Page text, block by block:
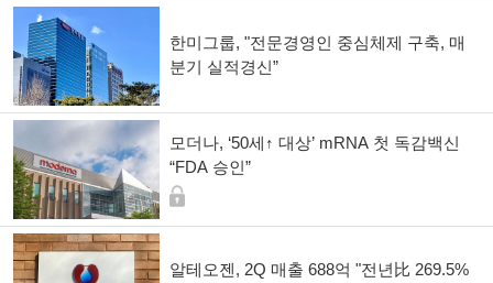
한미그룹, "전문경영인 중심체제 구축, 매
분기 실적경신”
모더나, ‘50세↑ 대상’ mRNA 첫 독감백신
“FDA 승인”
알테오젠, 2Q 매출 688억 "전년比 269.5%